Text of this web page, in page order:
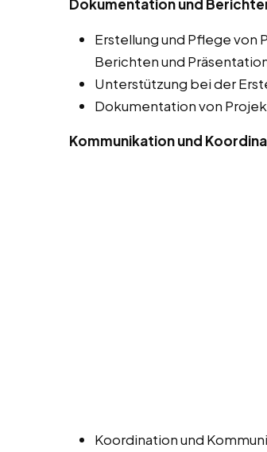
Dokumentation und
Erstellung und Pflege
Berichten und
Unterstützung bei der
Dokumentation von
Kommunikation und
Koordination und